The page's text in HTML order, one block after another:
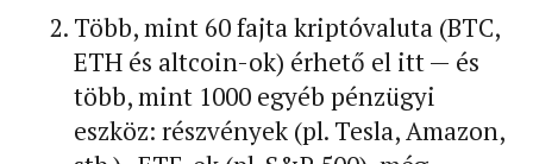
Több, mint 60 fajta kriptóvaluta (BTC,
ETH és altcoin-ok) érhető el itt — és
több, mint 1000 egyéb pénzügyi
eszköz: részvények (pl. Tesla, Amazon,